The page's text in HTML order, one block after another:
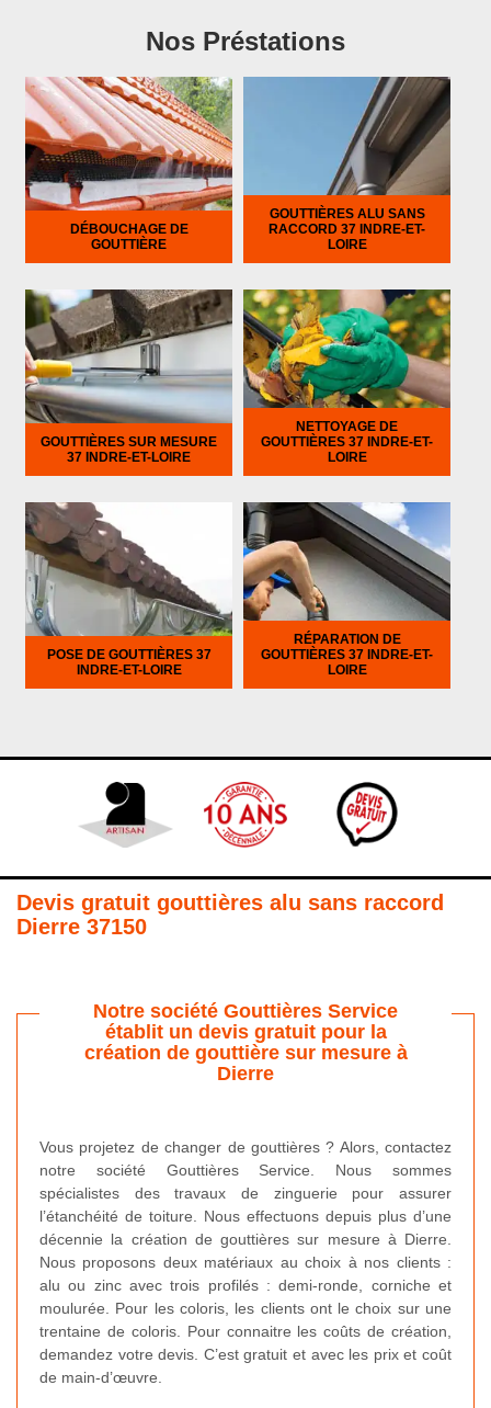
Nos Préstations
DÉBOUCHAGE DE
GOUTTIÈRE
GOUTTIÈRES ALU SANS
RACCORD 37 INDRE-ET-
LOIRE
GOUTTIÈRES SUR MESURE
37 INDRE-ET-LOIRE
NETTOYAGE DE
GOUTTIÈRES 37 INDRE-ET-
LOIRE
POSE DE GOUTTIÈRES 37
INDRE-ET-LOIRE
RÉPARATION DE
GOUTTIÈRES 37 INDRE-ET-
LOIRE
Devis gratuit gouttières alu sans raccord
Dierre 37150
Notre société Gouttières Service
établit un devis gratuit pour la
création de gouttière sur mesure à
Dierre
Vous projetez de changer de gouttières ? Alors, contactez
notre société Gouttières Service. Nous sommes
spécialistes des travaux de zinguerie pour assurer
l’étanchéité de toiture. Nous effectuons depuis plus d’une
décennie la création de gouttières sur mesure à Dierre.
Nous proposons deux matériaux au choix à nos clients :
alu ou zinc avec trois profilés : demi-ronde, corniche et
moulurée. Pour les coloris, les clients ont le choix sur une
trentaine de coloris. Pour connaitre les coûts de création,
demandez votre devis. C’est gratuit et avec les prix et coût
de main-d’œuvre.